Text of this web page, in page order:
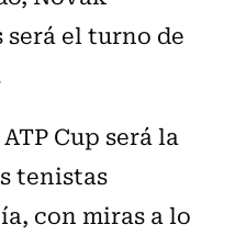
el turno de
Cup será la
tenistas
con miras a lo